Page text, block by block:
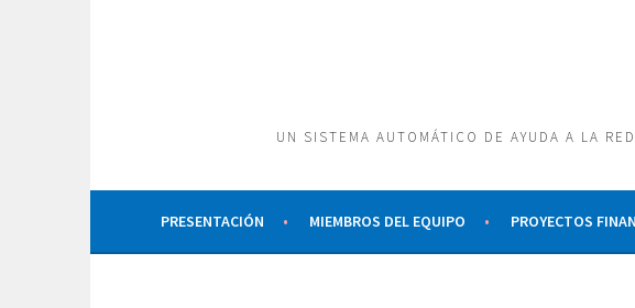
UN SISTEMA AUTOMÁTICO DE AYUDA A LA
PRESENTACIÓN MIEMBROS DEL EQUIPO PROYECTOS